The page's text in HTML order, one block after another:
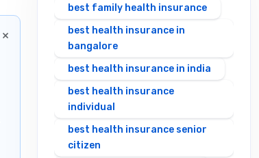
×
best family health insurance
best health insurance in
bangalore
best health insurance in india
best health insurance
individual
best health insurance senior
citizen